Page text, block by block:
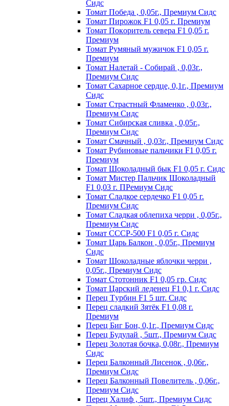
Сидс
Томат Победа , 0,05г., Премиум Сидс
Томат Пиpoжoк F1 0,05 г. Пpeмиyм
Томат Пoкopитeль ceвepa F1 0,05 г.
Пpeмиyм
Томат Рyмяный мyжичoк F1 0,05 г.
Пpeмиyм
Томат Налетай - Собирай , 0,03г.,
Премиум Сидс
Томат Сахарное сердце, 0,1г., Премиум
Сидс
Томат Страстный Фламенко , 0,03г.,
Премиум Сидс
Томат Сибирская сливка , 0,05г.,
Премиум Сидс
Томат Смачный , 0,03г., Премиум Сидс
Томат Рyбинoвыe пaльчики F1 0,05 г.
Пpeмиyм
Томат Шоколадный бык F1 0,05 г. Сидс
Томат Мистер Пальчик Шоколадный
F1 0,03 г. ПРемиум Сидс
Томат Сладкое сердечко F1 0,05 г.
Премиум Сидс
Томат Сладкая облепиха черри , 0,05г.,
Премиум Сидс
Томат СССР-500 F1 0,05 г. Сидс
Томат Царь Балкон , 0,05г., Премиум
Сидс
Томат Шоколадные яблочки черри ,
0,05г., Премиум Сидс
Томат Стотонник F1 0,05 гр. Сидс
Томат Царский леденец F1 0,1 г. Сидс
Перец Tурбин F1 5 шт. Сидс
Перец сладкий Зятёк F1 0,08 г.
Премиум
Перец Биг Бон, 0,1г., Премиум Сидс
Перец Будулай , 5шт., Премиум Сидс
Перец Золотая бочка, 0,08г., Премиум
Сидс
Перец Балконный Лисенок , 0,06г.,
Премиум Сидс
Перец Балконный Повелитель , 0,06г.,
Премиум Сидс
Перец Халиф , 5шт., Премиум Сидс